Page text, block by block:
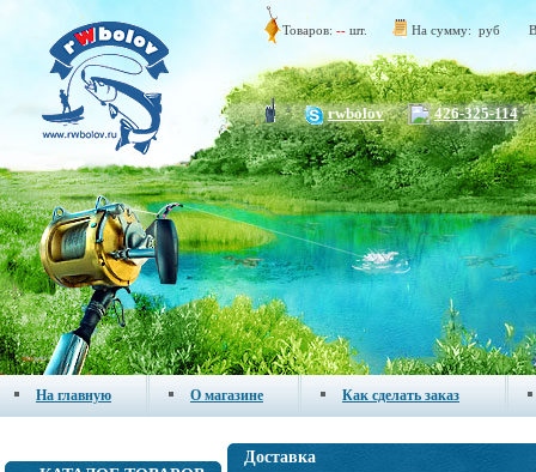
Товаров: -- шт. На сумму: руб
rwbolov 426-325-114
На главную О магазине Как сделать заказ
Доставка